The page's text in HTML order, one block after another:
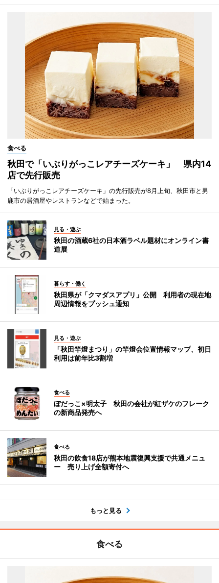
食べる
秋田で「いぶりがっこレアチーズケーキ」 県内14
店で先行販売
「いぶりがっこレアチーズケーキ」の先行販売が8月上旬、秋田市と男
鹿市の居酒屋やレストランなどで始まった。
見る・遊ぶ
秋田の酒蔵6社の日本酒ラベル題材にオンライン書
道展
暮らす・働く
秋田県が「クマダスアプリ」公開 利用者の現在地
周辺情報をプッシュ通知
見る・遊ぶ
「秋田竿燈まつり」の竿燈会位置情報マップ、初日
利用は前年比3割増
食べる
ぼだっこ×明太子 秋田の会社が紅ザケのフレーク
の新商品発売へ
食べる
秋田の飲食18店が熊本地震復興支援で共通メニュ
ー 売り上げ全額寄付へ
もっと見る
食べる